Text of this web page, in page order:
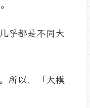
乎都是不同大
所以，「大模